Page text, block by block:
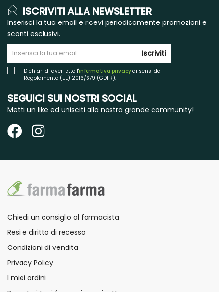
ISCRIVITI ALLA NEWSLETTER
Inserisci la tua email e ricevi periodicamente promozioni e
sconti esclusivi.
Iscriviti
Dichiari di aver letto l'informativa privacy ai sensi del
Regolamento (UE) 2016/679 (GDPR).
SEGUICI SUI NOSTRI SOCIAL
Metti un like ed unisciti alla nostra grande community!
Chiedi un consiglio al farmacista
Resi e diritto di recesso
Condizioni di vendita
Privacy Policy
I miei ordini